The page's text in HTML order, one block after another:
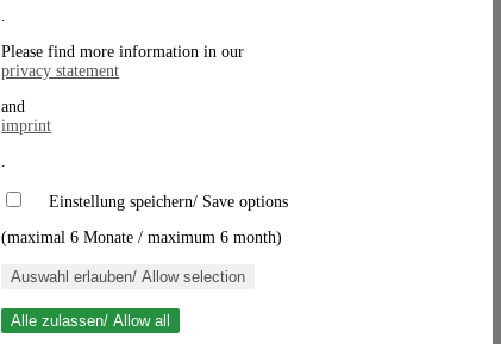
.
Please find more information in our
privacy statement
and
imprint
.
Einstellung speichern/ Save options
(maximal 6 Monate / maximum 6 month)
Auswahl erlauben/ Allow selection
Alle zulassen/ Allow all